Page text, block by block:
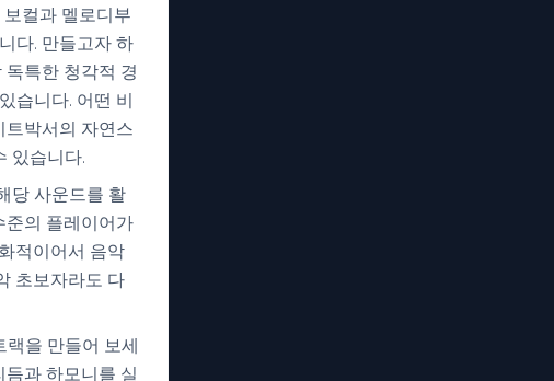
보컬과 멜로디부
다. 만들고자 하
특한 청각적 경
습니다. 어떤 비
트박서의 자연스
있습니다.
당 사운드를 활
준의 플레이어가
적이어서 음악
초보자라도 다
을 만들어 보세
과 하모니를 실